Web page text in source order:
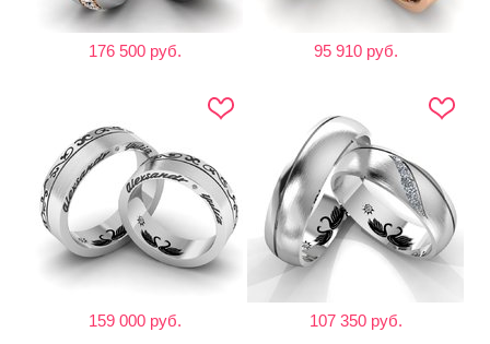
176 500 руб. 95 910 руб.
159 000 руб. 107 350 руб.